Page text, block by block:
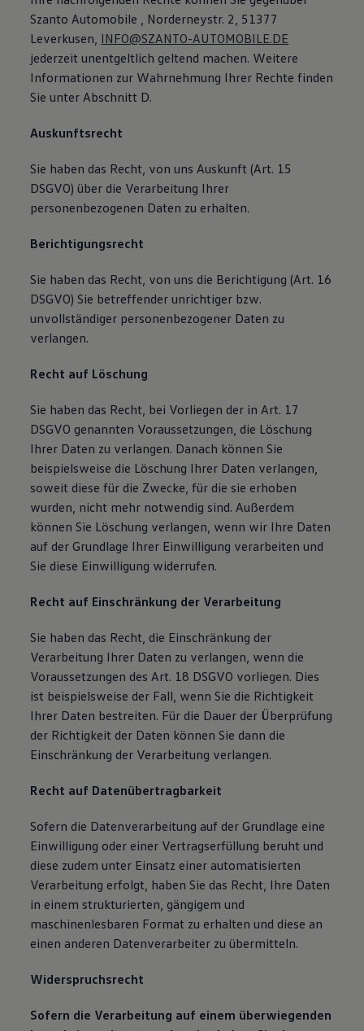
Szanto Automobile , Norderneystr. 2, 51377
Leverkusen, INFO@SZANTO-AUTOMOBILE.DE
jederzeit unentgeltlich geltend machen. Weitere
Informationen zur Wahrnehmung Ihrer Rechte finden
Sie unter Abschnitt D.
Auskunftsrecht
Sie haben das Recht, von uns Auskunft (Art. 15
DSGVO) über die Verarbeitung Ihrer
personenbezogenen Daten zu erhalten.
Berichtigungsrecht
Sie haben das Recht, von uns die Berichtigung (Art. 16
DSGVO) Sie betreffender unrichtiger bzw.
unvollständiger personenbezogener Daten zu
verlangen.
Recht auf Löschung
Sie haben das Recht, bei Vorliegen der in Art. 17
DSGVO genannten Voraussetzungen, die Löschung
Ihrer Daten zu verlangen. Danach können Sie
beispielsweise die Löschung Ihrer Daten verlangen,
soweit diese für die Zwecke, für die sie erhoben
wurden, nicht mehr notwendig sind. Außerdem
können Sie Löschung verlangen, wenn wir Ihre Daten
auf der Grundlage Ihrer Einwilligung verarbeiten und
Sie diese Einwilligung widerrufen.
Recht auf Einschränkung der Verarbeitung
Sie haben das Recht, die Einschränkung der
Verarbeitung Ihrer Daten zu verlangen, wenn die
Voraussetzungen des Art. 18 DSGVO vorliegen. Dies
ist beispielsweise der Fall, wenn Sie die Richtigkeit
Ihrer Daten bestreiten. Für die Dauer der Überprüfung
der Richtigkeit der Daten können Sie dann die
Einschränkung der Verarbeitung verlangen.
Recht auf Datenübertragbarkeit
Sofern die Datenverarbeitung auf der Grundlage eine
Einwilligung oder einer Vertragserfüllung beruht und
diese zudem unter Einsatz einer automatisierten
Verarbeitung erfolgt, haben Sie das Recht, Ihre Daten
in einem strukturierten, gängigem und
maschinenlesbaren Format zu erhalten und diese an
einen anderen Datenverarbeiter zu übermitteln.
Widerspruchsrecht
Sofern die Verarbeitung auf einem überwiegenden